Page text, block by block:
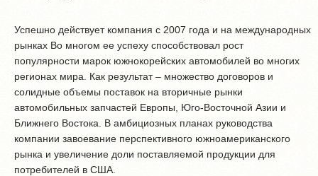
Успешно действует компания с 2007 года и на международных
рынках Во многом ее успеху способствовал рост
популярности марок южнокорейских автомобилей во многих
регионах мира. Как результат – множество договоров и
солидные объемы поставок на вторичные рынки
автомобильных запчастей Европы, Юго-Восточной Азии и
Ближнего Востока. В амбициозных планах руководства
компании завоевание перспективного южноамериканского
рынка и увеличение доли поставляемой продукции для
потребителей в США.